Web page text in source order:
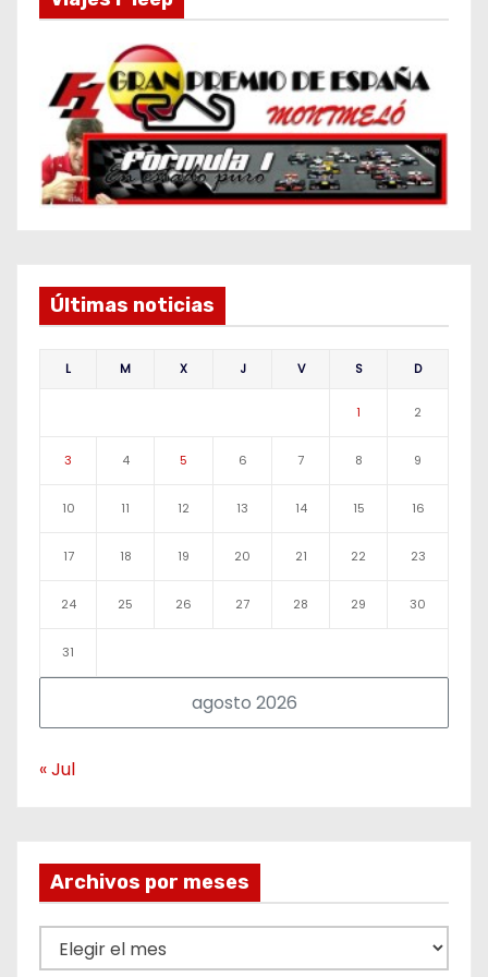
Últimas noticias
agosto 2026
L M X J V S D
1 2
3 4 5 6 7 8 9
10 11 12 13 14 15 16
17 18 19 20 21 22 23
24 25 26 27 28 29 30
31
« Jul
Archivos por meses
r